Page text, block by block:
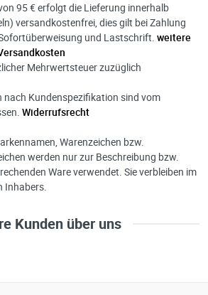
95 € erfolgt die Lieferung innerhalb
versandkostenfrei, dies gilt bei Zahlung
und Lastschrift. weitere
Mehrwertsteuer zuzüglich
nach Kundenspezifikation sind vom
Widerrufsrecht
Warenzeichen bzw.
werden nur zur Beschreibung bzw.
Ware verwendet. Sie verbleiben im
Inhabers.
Kunden über uns